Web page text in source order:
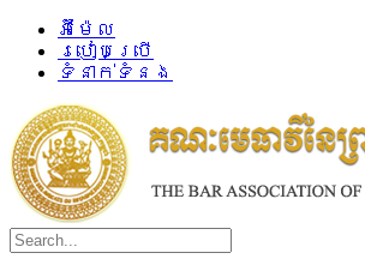
អ៊ីម៉ែល
របៀបប្រើ
ទំនាក់ទំនង